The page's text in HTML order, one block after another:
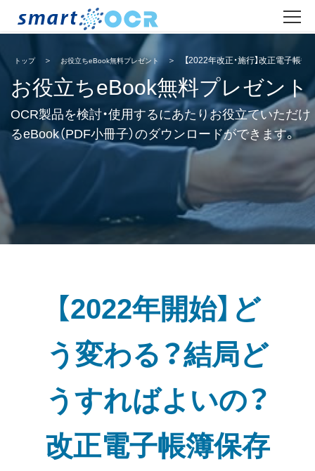
トップ お役立ちeBook無料プレゼント 【2022年改正・施行】改正電子帳
お役立ちeBook無料プレゼント
OCR製品を検討・使用するにあたりお役立ていただけ
るeBook（PDF小冊子）のダウンロードができます。
【2022年開始】ど
う変わる？結局ど
うすればよいの？
改正電⼦帳簿保存